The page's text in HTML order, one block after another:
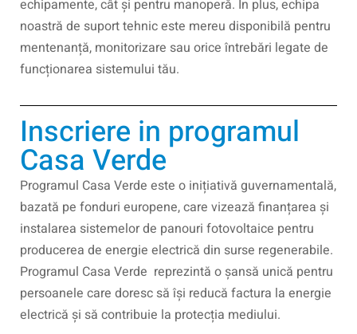
echipamente, cât și pentru manoperă. În plus, echipa
noastră de suport tehnic este mereu disponibilă pentru
mentenanță, monitorizare sau orice întrebări legate de
funcționarea sistemului tău.
Inscriere in programul
Casa Verde
Programul Casa Verde este o inițiativă guvernamentală,
bazată pe fonduri europene, care vizează finanțarea și
instalarea sistemelor de panouri fotovoltaice pentru
producerea de energie electrică din surse regenerabile.
Programul Casa Verde reprezintă o șansă unică pentru
persoanele care doresc să își reducă factura la energie
electrică și să contribuie la protecția mediului.